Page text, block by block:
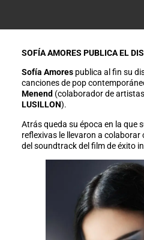
SOFÍA AMORES PUBLICA EL
Sofía Amorespublica al fin su
canciones de pop
Menend (colaborador de
LUSILLON).
Atrás queda su época en la que
reflexivas le llevaron a colaborar
del soundtrack del film de éxito